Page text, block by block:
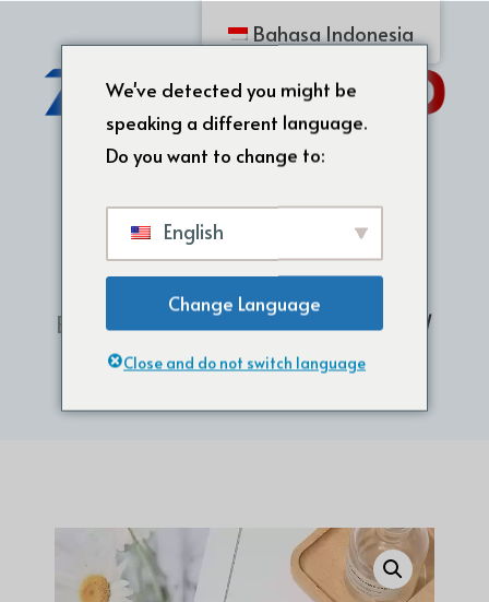
Beranda/Cetakan Sabun Silikon
/
Cetakan Sabun Silikon
Bahasa Indonesia
We've detected you might be
speaking a different language.
Do you want to change to:
English
Change Language
Close and do not switch language